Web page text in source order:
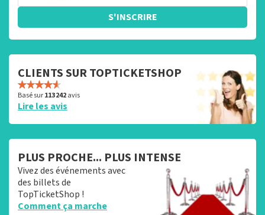
S'INSCRIRE
CLIENTS SUR TOPTICKETSHOP
Basé sur113 242avis
Lire les avis
PLUS PROCHE... PLUS INTENSE
Vivez des événements avec
des billets de
TopTicketShop !
Comment ça marche